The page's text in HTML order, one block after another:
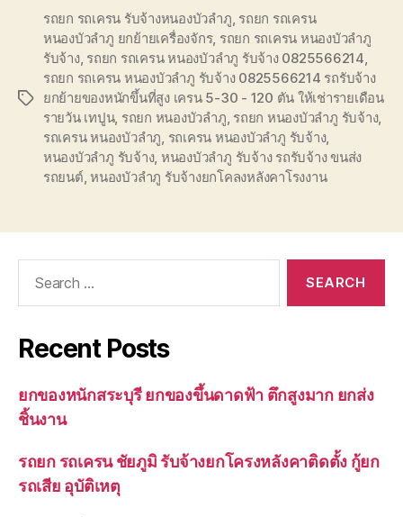
Tags
รถยก รถเครน รับจ้างหนองบัวลำภู รถยก รถเครน
หนองบัวลำภู ยกย้ายเครื่องจักร, รถยก รถเครน หนองบัวลำภู
รับจ้าง, รถยก รถเครน หนองบัวลำภู รับจ้าง 0825566214
รถยก รถเครน หนองบัวลำภู รับจ้าง 0825566214 รถรับจ้าง
ยกย้ายของหนักขึ้นที่สูง เครน 5-30 - 120 ตัน ให้เช่ารายเดือน
รายวัน เทปูน, รถยก หนองบัวลำภู รถยก หนองบัวลำภู รับจ้าง,
รถเครน หนองบัวลำภู รถเครน หนองบัวลำภู รับจ้าง,
หนองบัวลำภู รับจ้าง, หนองบัวลำภู รับจ้าง รถรับจ้าง ขนส่ง
รถยนต์,หนองบัวลำภู รับจ้างยกโคลงหลังคาโรงงาน
Recent Posts
ยกของหนักสระบุรี ยกของขึ้นดาดฟ้า ตึกสูงมาก ยกส่ง
ชิ้นงาน
รถยก รถเครน ชัยภูมิ รับจ้างยกโครงหลังคาติดตั้ง กู้ยก
รถเสีย อุบัติเหตุ